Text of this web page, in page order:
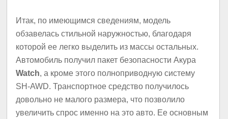
Итак, по имеющимся сведениям, модель
обзавелась стильной наружностью, благодаря
которой ее легко выделить из массы остальных.
Автомобиль получил пакет безопасности Акура
Watch, а кроме этого полноприводную систему
SH-AWD. Транспортное средство получилось
довольно не малого размера, что позволило
увеличить спрос именно на это авто. Ее основным